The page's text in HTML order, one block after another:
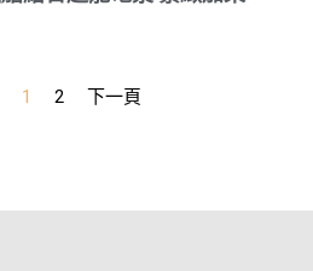
1 2 下一頁